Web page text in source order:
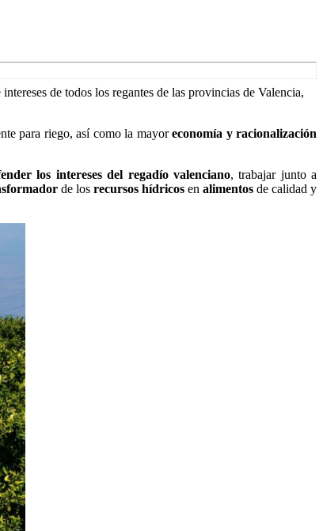
de todos los regantes de las provincias de Valencia,
para riego, así como la mayoreconomía y racionalización
los intereses del regadío valenciano, trabajar junto a
de los recursos hídricos en alimentos de calidad y